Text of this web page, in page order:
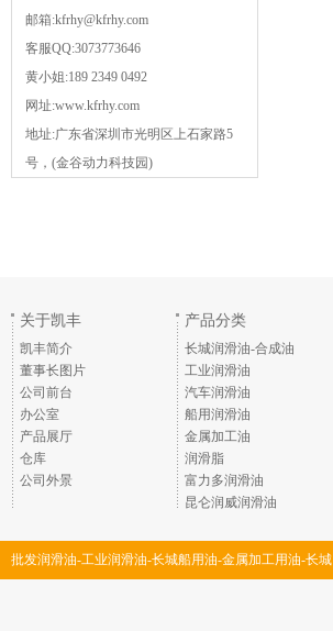
邮箱:kfrhy@kfrhy.com
客服QQ:3073773646
黄小姐:189 2349 0492
网址:www.kfrhy.com
地址:广东省深圳市光明区上石家路5
号，(金谷动力科技园)
关于凯丰
凯丰简介
董事长图片
公司前台
办公室
产品展厅
仓库
公司外景
产品分类
长城润滑油-合成油
工业润滑油
汽车润滑油
船用润滑油
金属加工油
润滑脂
富力多润滑油
昆仑润威润滑油
批发润滑油-工业润滑油-长城船用油-金属加工用油-长城